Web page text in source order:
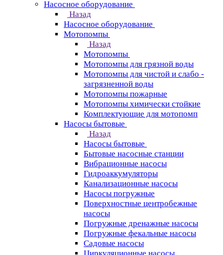
Насосное оборудование
Назад
Насосное оборудование
Мотопомпы
Назад
Мотопомпы
Мотопомпы для грязной воды
Мотопомпы для чистой и слабо -
загрязненной воды
Мотопомпы пожарные
Мотопомпы химически стойкие
Комплектующие для мотопомп
Насосы бытовые
Назад
Насосы бытовые
Бытовые насосные станции
Вибрационные насосы
Гидроаккумуляторы
Канализационные насосы
Насосы погружные
Поверхностные центробежные
насосы
Погружные дренажные насосы
Погружные фекальные насосы
Садовые насосы